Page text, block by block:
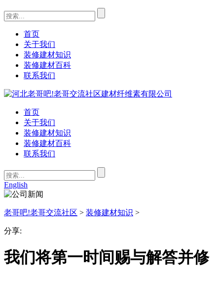
首页
关于我们
装修建材知识
装修建材百科
联系我们
首页
关于我们
装修建材知识
装修建材百科
联系我们
English
老哥吧!老哥交流社区 > 装修建材知识 >
分享:
我们将第一时间赐与解答并修